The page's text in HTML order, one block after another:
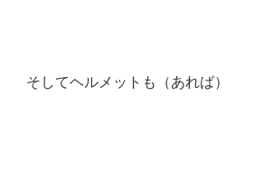
そしてヘルメットも（あれば）